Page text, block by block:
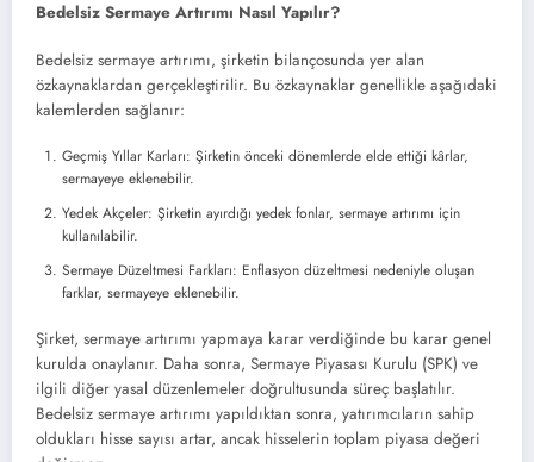
Bedelsiz Sermaye Artırımı Nasıl Yapılır?
Bedelsiz sermaye artırımı, şirketin bilançosunda yer alan
özkaynaklardan gerçekleştirilir. Bu özkaynaklar genellikle aşağıdaki
kalemlerden sağlanır:
Geçmiş Yıllar Karları: Şirketin önceki dönemlerde elde ettiği kârlar,
sermayeye eklenebilir.
Yedek Akçeler: Şirketin ayırdığı yedek fonlar, sermaye artırımı için
kullanılabilir.
Sermaye Düzeltmesi Farkları: Enflasyon düzeltmesi nedeniyle oluşan
farklar, sermayeye eklenebilir.
Şirket, sermaye artırımı yapmaya karar verdiğinde bu karar genel
kurulda onaylanır. Daha sonra, Sermaye Piyasası Kurulu (SPK) ve
ilgili diğer yasal düzenlemeler doğrultusunda süreç başlatılır.
Bedelsiz sermaye artırımı yapıldıktan sonra, yatırımcıların sahip
oldukları hisse sayısı artar, ancak hisselerin toplam piyasa değeri